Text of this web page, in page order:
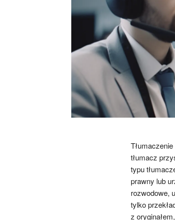
tłumacz
typu
prawny lub
rozwodowe,
tylko
z